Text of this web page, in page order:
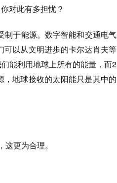
对此有多担忧？
制于能源。数字智能和交通电气
以从文明进步的卡尔达肖夫等
能利用地球上所有的能量，而2
地球接收的太阳能只是其中的
更为合理。